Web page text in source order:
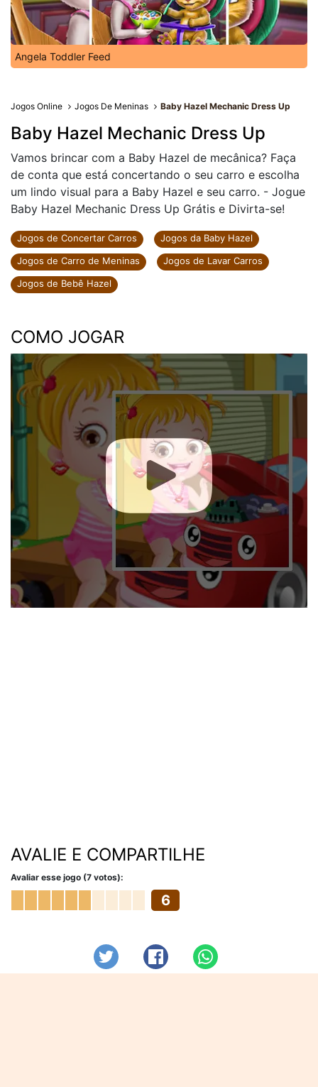
Angela Toddler Feed
Jogos Online Jogos De Meninas Baby Hazel Mechanic Dress Up
Baby Hazel Mechanic Dress Up
Vamos brincar com a Baby Hazel de mecânica? Faça
de conta que está concertando o seu carro e escolha
um lindo visual para a Baby Hazel e seu carro. - Jogue
Baby Hazel Mechanic Dress Up Grátis e Divirta-se!
Jogos de Concertar Carros
Jogos da Baby Hazel
Jogos de Carro de Meninas
Jogos de Lavar Carros
Jogos de Bebê Hazel
COMO JOGAR
AVALIE E COMPARTILHE
Avaliar esse jogo (7 votos):
6